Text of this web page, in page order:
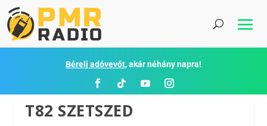
Bérelj adóvevőt, akár néhány napra!
T82 SZETSZED